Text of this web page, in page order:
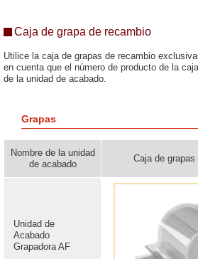
Caja de grapa de recambio
Utilice la caja de grapas de recambio
en cuenta que el número de producto de la
de la unidad de acabado.
Grapas
Nombre de la unidad
de acabado
Caja de
Unidad de
Acabado
Grapadora AF